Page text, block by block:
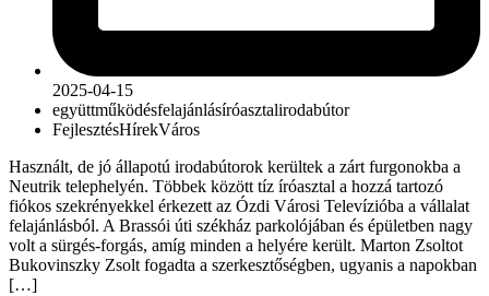
2025-04-15
együttműködésfelajánlásíróasztalirodabútor
FejlesztésHírekVáros
Használt, de jó állapotú irodabútorok kerültek a zárt furgonokba a
Neutrik telephelyén. Többek között tíz íróasztal a hozzá tartozó
fiókos szekrényekkel érkezett az Ózdi Városi Televízióba a vállalat
felajánlásból. A Brassói úti székház parkolójában és épületben nagy
volt a sürgés-forgás, amíg minden a helyére került. Marton Zsoltot
Bukovinszky Zsolt fogadta a szerkesztőségben, ugyanis a napokban
[…]